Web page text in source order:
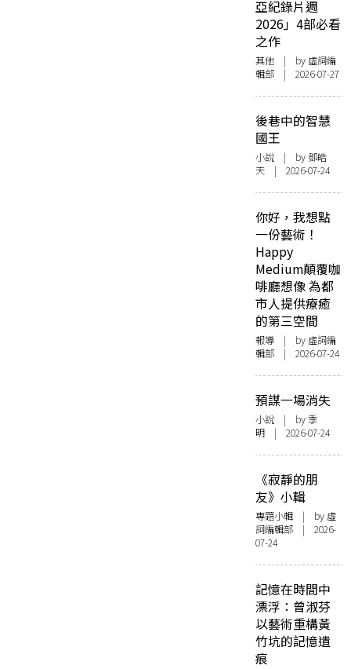
亞紀錄片週
2026」4部必看
之作
其他 | by 虛詞編
輯部 | 2026-07-27
後巷中的智慧
國王
小說 | by 鄧皓
天 | 2026-07-24
你好，我想點
一份藝術！
Happy
Medium顛覆咖
啡廳想像 為都
市人提供療癒
的第三空間
報導 | by 虛詞編
輯部 | 2026-07-24
預謀一場消失
小說 | by 季
明 | 2026-07-24
《寂靜的朋
友》小輯
專題小輯 | by 虛
詞編輯部 | 2026-
07-24
記憶在時間中
漂浮：曾淑芬
以藝術重構黃
竹坑的記憶遺
痕